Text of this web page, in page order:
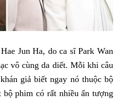
Jun Ha, do ca sĩ Park Wan
vô cùng da diết. Mỗi khi câu
giả biết ngay nó thuộc bộ
bộ phim có rất nhiều ấn tượng